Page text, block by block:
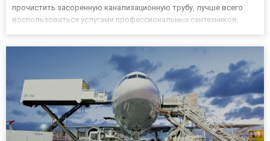
прочистить засоренную канализационную трубу, лучше всего
воспользоваться услугами профессиональных сантехников,